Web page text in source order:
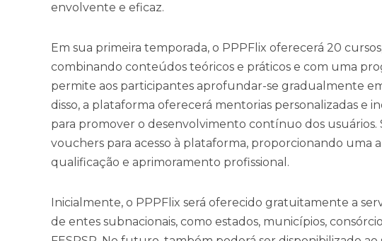
envolvente e eficaz.
Em sua primeira temporada, o PPPFlix oferecerá 20
combinando conteúdos teóricos e práticos e com uma
permite aos participantes aprofundar-se gradualmente
disso, a plataforma oferecerá mentorias personalizadas e
para promover o desenvolvimento contínuo dos usuários.
vouchers para acesso à plataforma, proporcionando uma
qualificação e aprimoramento profissional.
Inicialmente, o PPPFlix será oferecido gratuitamente a
de entes subnacionais, como estados, municípios,